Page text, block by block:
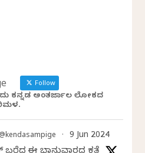
Follow
ಕನ್ನಡ ಅಂತರ್ಜಾಲ ಲೋಕದ
@kendasampige · 9 Jun 2024